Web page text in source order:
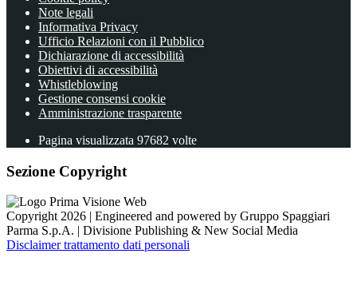
Note legali
Informativa Privacy
Ufficio Relazioni con il Pubblico
Dichiarazione di accessibilità
Obiettivi di accessibilità
Whistleblowing
Gestione consensi cookie
Amministrazione trasparente
Pagina visualizzata 97682 volte
Sezione Copyright
Copyright 2026 | Engineered and powered by Gruppo Spaggiari
Parma S.p.A. | Divisione Publishing & New Social Media
Disclaimer trattamento dati personali